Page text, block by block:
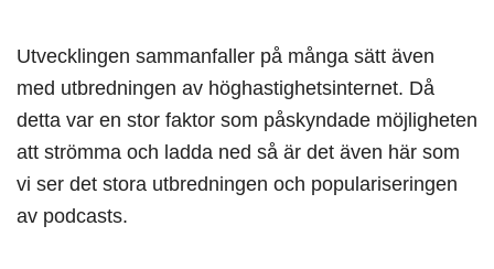
Utvecklingen sammanfaller på många sätt även
med utbredningen av höghastighetsinternet. Då
detta var en stor faktor som påskyndade möjligheten
att strömma och ladda ned så är det även här som
vi ser det stora utbredningen och populariseringen
av podcasts.